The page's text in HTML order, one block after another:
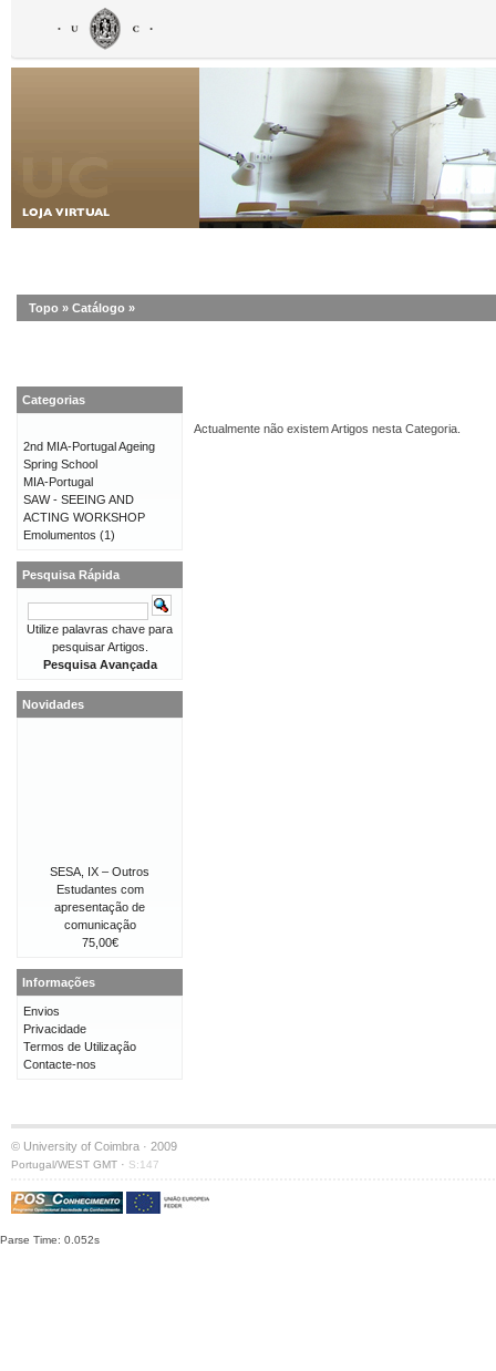
Topo » Catálogo »
Actualmente não existem Artigos nesta Categoria.
Categorias
2nd MIA-Portugal Ageing
Spring School
MIA-Portugal
SAW - SEEING AND
ACTING WORKSHOP
Emolumentos (1)
Pesquisa Rápida
Utilize palavras chave para
pesquisar Artigos.
Pesquisa Avançada
Novidades
SESA, IX – Outros
Estudantes com
apresentação de
comunicação
75,00€
Informações
Envios
Privacidade
Termos de Utilização
Contacte-nos
© University of Coimbra · 2009
Portugal/WEST GMT · S:147
Parse Time: 0.052s